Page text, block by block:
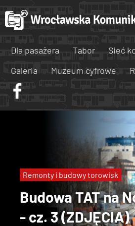
Dla pasażera Tabor
Sieć
Galeria
Muzeum cyfrowe
Budowa TAT na
- cz. 3 (ZDJĘCIA)
Remonty i budowy torowisk